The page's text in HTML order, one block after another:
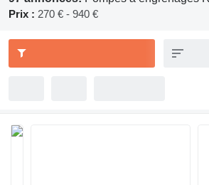
Prix : 270 € - 940 €